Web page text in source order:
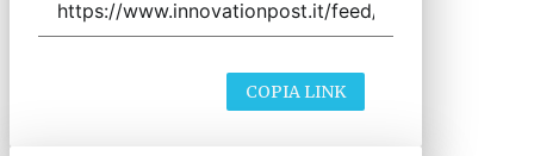
COPIA LINK